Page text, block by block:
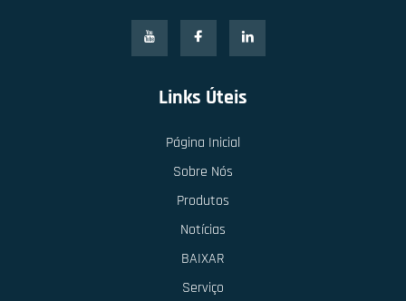
Links Úteis
Página Inicial
Sobre Nós
Produtos
Notícias
BAIXAR
Serviço